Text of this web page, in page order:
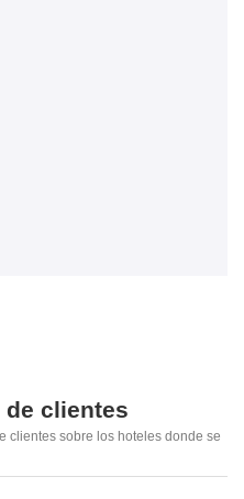
clientes
clientes sobre los hoteles donde se